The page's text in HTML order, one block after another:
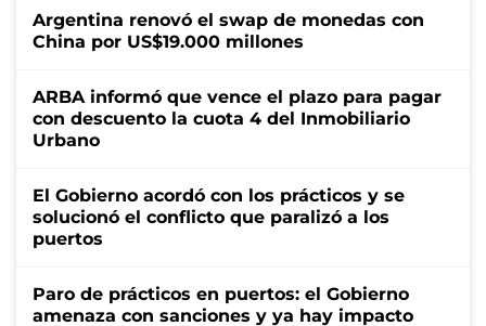
Argentina renovó el swap de monedas con
China por US$19.000 millones
ARBA informó que vence el plazo para pagar
con descuento la cuota 4 del Inmobiliario
Urbano
El Gobierno acordó con los prácticos y se
solucionó el conflicto que paralizó a los
puertos
Paro de prácticos en puertos: el Gobierno
amenaza con sanciones y ya hay impacto